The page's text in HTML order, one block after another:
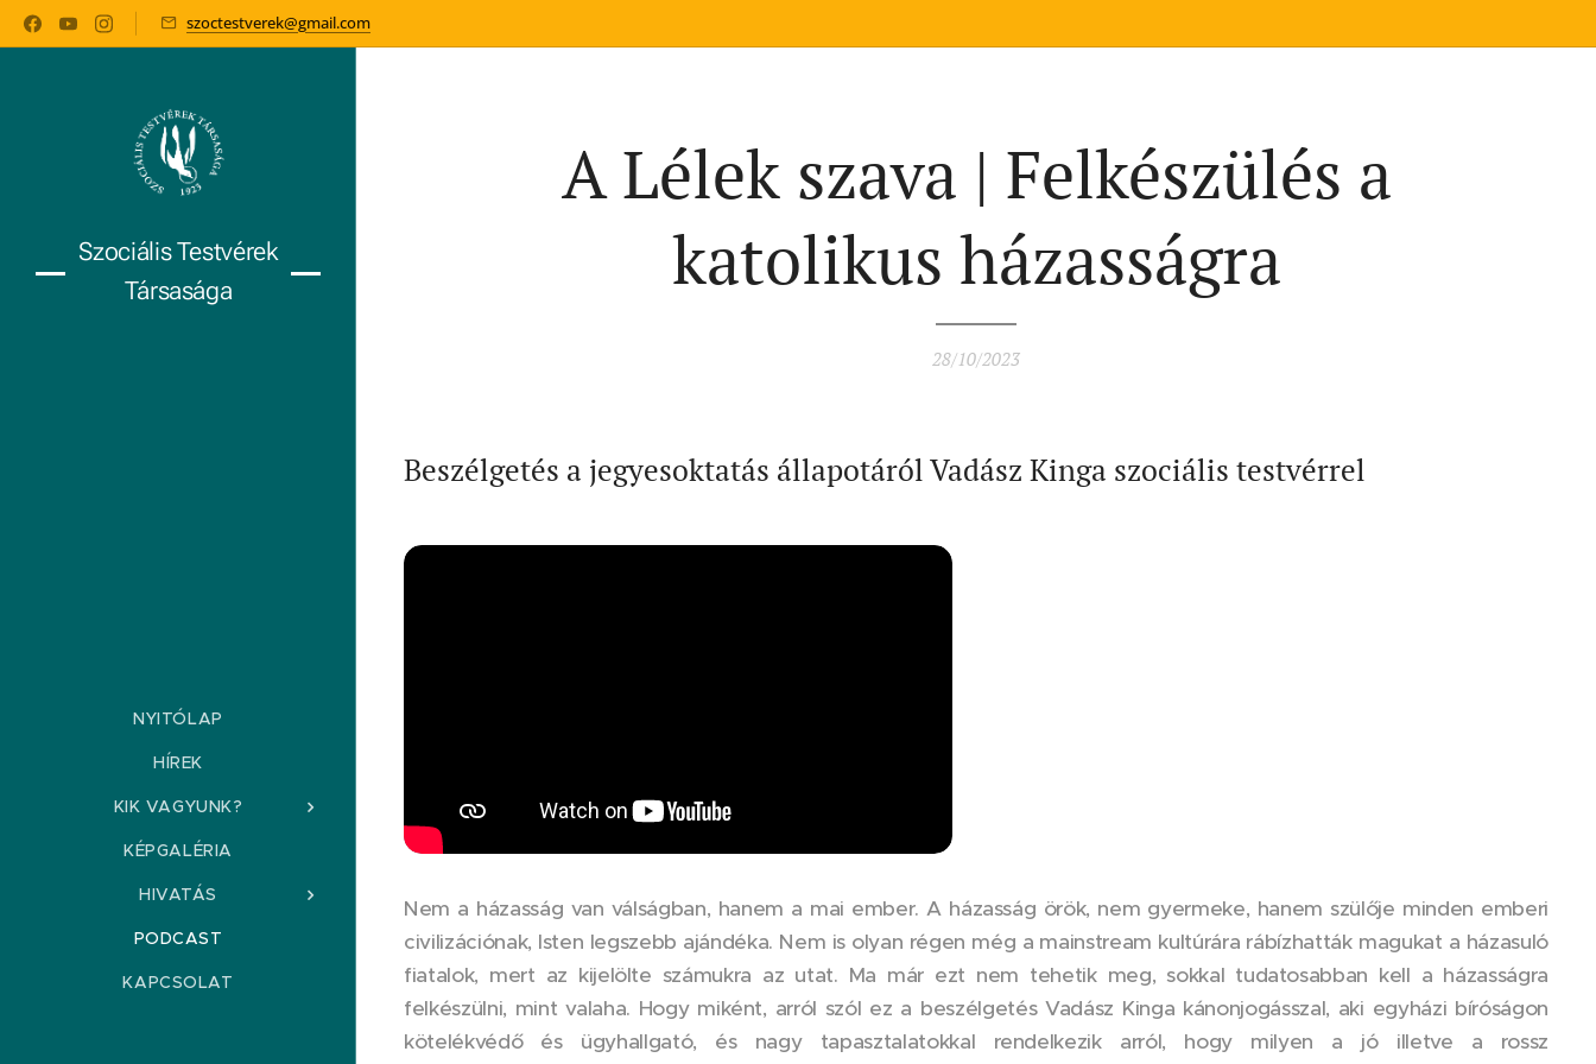
szoctestverek@gmail.com
Szociális Testvérek
Társasága
NYITÓLAP
HÍREK
KIK VAGYUNK?
KÉPGALÉRIA
HIVATÁS
PODCAST
KAPCSOLAT
A Lélek szava | Felkészülés a
katolikus házasságra
28/10/2023
Beszélgetés a jegyesoktatás állapotáról Vadász Kinga szociális testvérrel
Nem a házasság van válságban, hanem a mai ember. A házasság örök, nem gyermeke, hanem szülője minden emberi
civilizációnak, Isten legszebb ajándéka. Nem is olyan régen még a mainstream kultúrára rábízhatták magukat a házasuló
fiatalok, mert az kijelölte számukra az utat. Ma már ezt nem tehetik meg, sokkal tudatosabban kell a házasságra
felkészülni, mint valaha. Hogy miként, arról szól ez a beszélgetés Vadász Kinga kánonjogásszal, aki egyházi bíróságon
kötelékvédő és ügyhallgató, és nagy tapasztalatokkal rendelkezik arról, hogy milyen a jó illetve a rossz